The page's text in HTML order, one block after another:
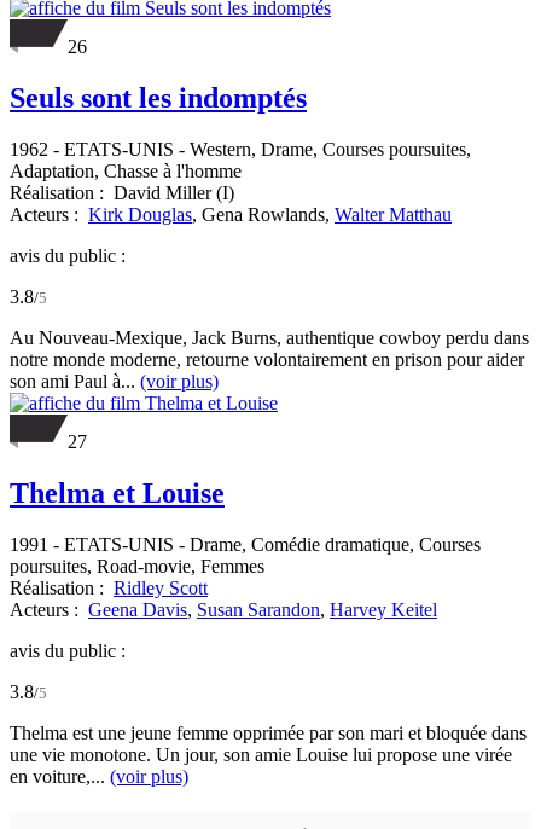
26
Seuls sont les indomptés
1962 - ETATS-UNIS - Western, Drame, Courses poursuites,
Adaptation, Chasse à l'homme
Réalisation : David Miller (I)
Acteurs : Kirk Douglas, Gena Rowlands, Walter Matthau
avis du public :
3.8/5
Au Nouveau-Mexique, Jack Burns, authentique cowboy perdu dans
notre monde moderne, retourne volontairement en prison pour aider
son ami Paul à... (voir plus)
27
Thelma et Louise
1991 - ETATS-UNIS - Drame, Comédie dramatique, Courses
poursuites, Road-movie, Femmes
Réalisation : Ridley Scott
Acteurs : Geena Davis, Susan Sarandon, Harvey Keitel
avis du public :
3.8/5
Thelma est une jeune femme opprimée par son mari et bloquée dans
une vie monotone. Un jour, son amie Louise lui propose une virée
en voiture,... (voir plus)